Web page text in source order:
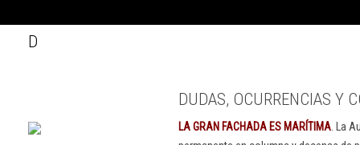
D
DUDAS, OCURRENCIAS Y
LA GRAN FACHADA ES MARÍTIMA . La